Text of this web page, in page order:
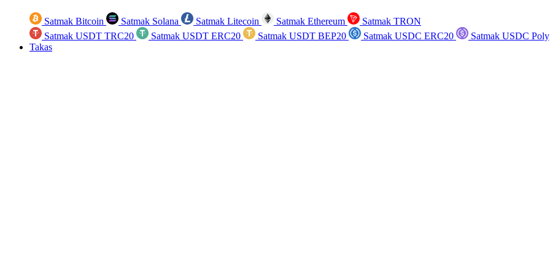
Satmak Bitcoin Satmak Solana Satmak Litecoin Satmak Ethereum
Satmak TRON
Satmak USDT TRC20
Satmak USDT ERC20 Satmak USDT BEP20 Satmak USDC ERC20
Satmak USDC
Takas